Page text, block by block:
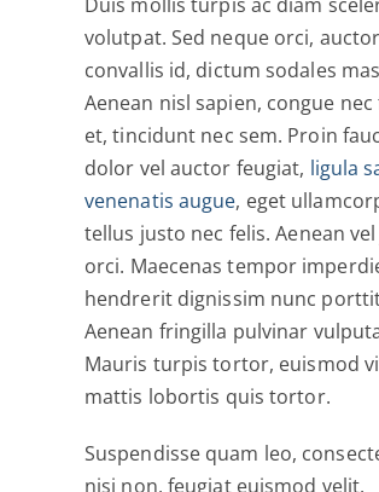
volutpat. Sed neque orci,
convallis id, dictum sodales
Aenean nisl sapien, congue
et, tincidunt nec sem. Proin
dolor vel auctor feugiat, ligula
venenatis augue, eget
tellus justo nec felis. Aenean
orci. Maecenas tempor
hendrerit dignissim nunc
Aenean fringilla pulvinar
Mauris turpis tortor, euismod
mattis lobortis quis tortor.
Suspendisse quam leo,
nisi non, feugiat euismod velit.